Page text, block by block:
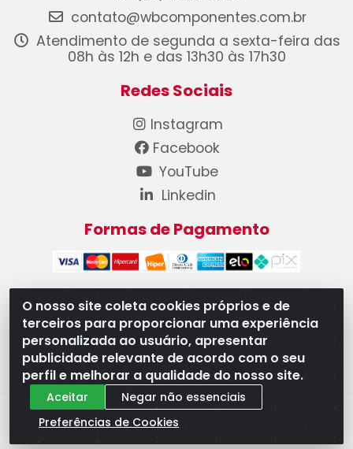
O nosso site coleta cookies próprios e de
terceiros para proporcionar uma experiência
personalizada ao usuário, apresentar
publicidade relevante de acordo com o seu
perfil e melhorar a qualidade do nosso site.
Aceitar
Negar não essenciais
Preferências de Cookies
contato@wbcomponentes.com.br
Atendimento de segunda a sexta-feira das
08h às 12h e das 13h30 às 17h30
Redes Sociais
Instagram
Facebook
YouTube
Linkedin
Formas de Pagamento
WB Componentes Automotivos LTDA - CNPJ
08.528.393/0001-12 - Rua do Níquel, 667 - Parque
Oeste Industrial, Goiânia/GO - CEP 74375-660